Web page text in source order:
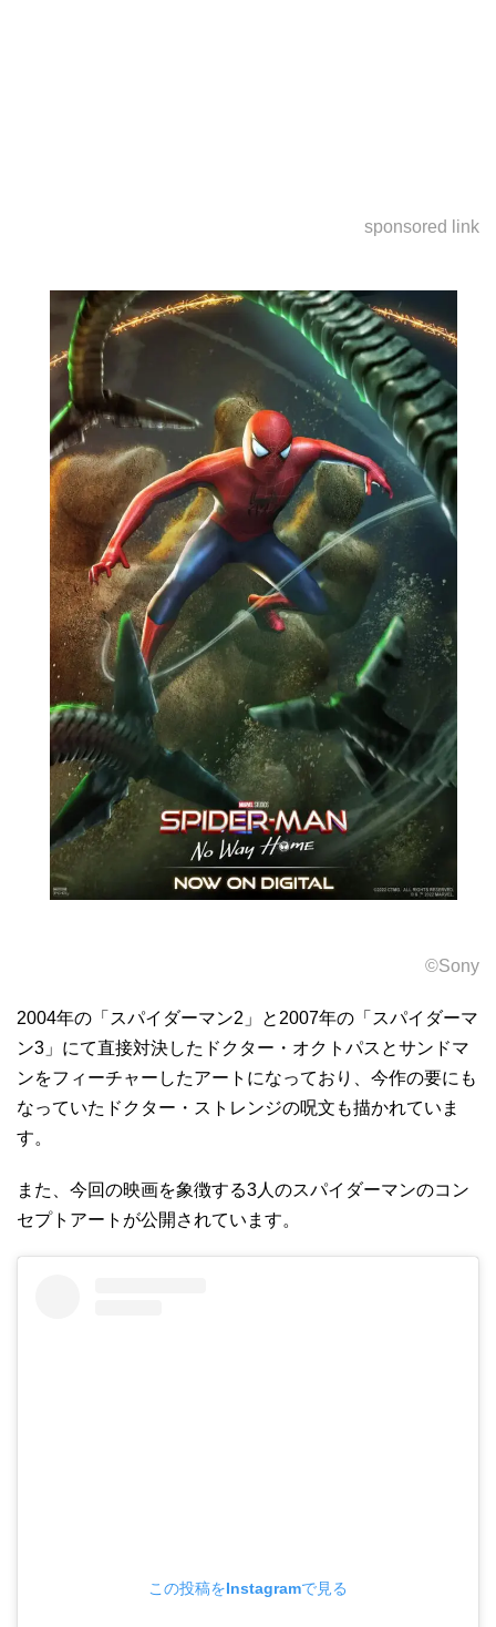
sponsored link
©Sony
2004年の「スパイダーマン2」と2007年の「スパイダーマ
ン3」にて直接対決したドクター・オクトパスとサンドマ
ンをフィーチャーしたアートになっており、今作の要にも
なっていたドクター・ストレンジの呪文も描かれていま
す。
また、今回の映画を象徴する3人のスパイダーマンのコン
セプトアートが公開されています。
この投稿をInstagramで見る